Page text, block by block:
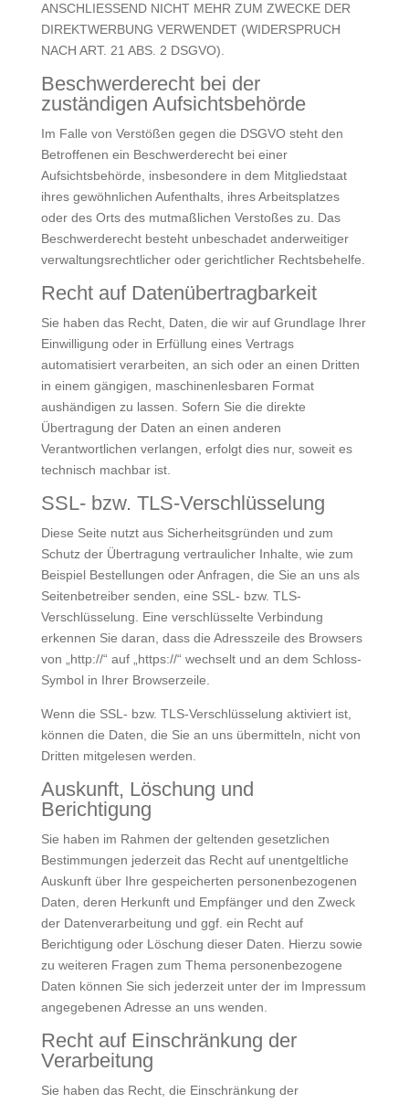
ANSCHLIESSEND NICHT MEHR ZUM ZWECKE DER
DIREKTWERBUNG VERWENDET (WIDERSPRUCH
NACH ART. 21 ABS. 2 DSGVO).
Beschwerde­recht bei der
zuständigen Aufsichts­behörde
Im Falle von Verstößen gegen die DSGVO steht den
Betroffenen ein Beschwerderecht bei einer
Aufsichtsbehörde, insbesondere in dem Mitgliedstaat
ihres gewöhnlichen Aufenthalts, ihres Arbeitsplatzes
oder des Orts des mutmaßlichen Verstoßes zu. Das
Beschwerderecht besteht unbeschadet anderweitiger
verwaltungsrechtlicher oder gerichtlicher Rechtsbehelfe.
Recht auf Daten­übertrag­barkeit
Sie haben das Recht, Daten, die wir auf Grundlage Ihrer
Einwilligung oder in Erfüllung eines Vertrags
automatisiert verarbeiten, an sich oder an einen Dritten
in einem gängigen, maschinenlesbaren Format
aushändigen zu lassen. Sofern Sie die direkte
Übertragung der Daten an einen anderen
Verantwortlichen verlangen, erfolgt dies nur, soweit es
technisch machbar ist.
SSL- bzw. TLS-Verschlüsselung
Diese Seite nutzt aus Sicherheitsgründen und zum
Schutz der Übertragung vertraulicher Inhalte, wie zum
Beispiel Bestellungen oder Anfragen, die Sie an uns als
Seitenbetreiber senden, eine SSL- bzw. TLS-
Verschlüsselung. Eine verschlüsselte Verbindung
erkennen Sie daran, dass die Adresszeile des Browsers
von „http://“ auf „https://“ wechselt und an dem Schloss-
Symbol in Ihrer Browserzeile.
Wenn die SSL- bzw. TLS-Verschlüsselung aktiviert ist,
können die Daten, die Sie an uns übermitteln, nicht von
Dritten mitgelesen werden.
Auskunft, Löschung und
Berichtigung
Sie haben im Rahmen der geltenden gesetzlichen
Bestimmungen jederzeit das Recht auf unentgeltliche
Auskunft über Ihre gespeicherten personenbezogenen
Daten, deren Herkunft und Empfänger und den Zweck
der Datenverarbeitung und ggf. ein Recht auf
Berichtigung oder Löschung dieser Daten. Hierzu sowie
zu weiteren Fragen zum Thema personenbezogene
Daten können Sie sich jederzeit unter der im Impressum
angegebenen Adresse an uns wenden.
Recht auf Einschränkung der
Verarbeitung
Sie haben das Recht, die Einschränkung der